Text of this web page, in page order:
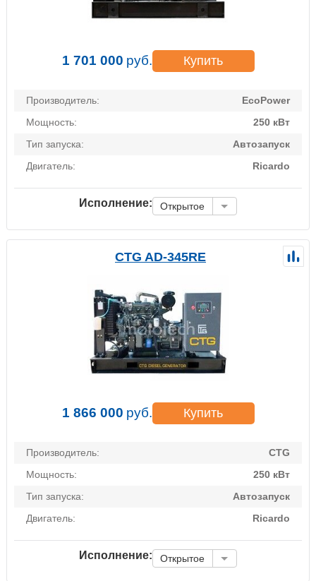
1 701 000 руб. Купить
Производитель:
EcoPower
Мощность:
250 кВт
Тип запуска:
Автозапуск
Двигатель:
Ricardo
Исполнение: Открытое
CTG AD-345RE
1 866 000 руб. Купить
Производитель:
CTG
Мощность:
250 кВт
Тип запуска:
Автозапуск
Двигатель:
Ricardo
Исполнение: Открытое